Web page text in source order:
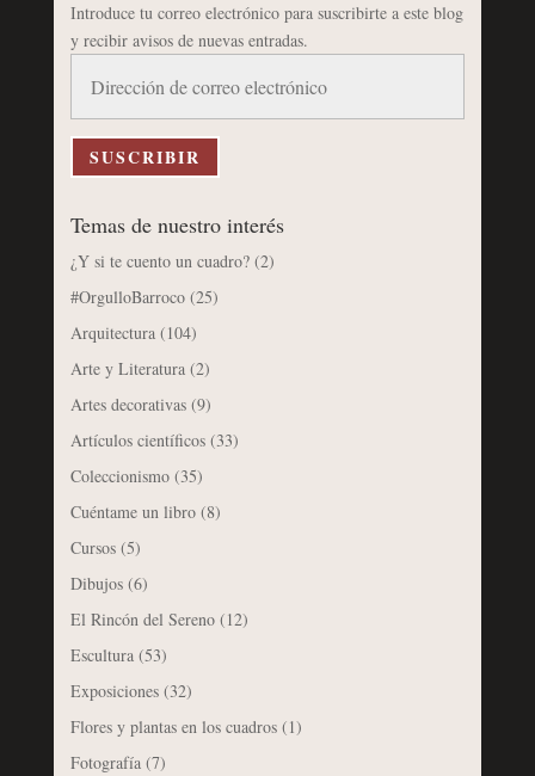
Introduce tu correo electrónico para suscribirte a este blog
y recibir avisos de nuevas entradas.
correo
electrónico
SUSCRIBIR
Temas de nuestro interés
¿Y si te cuento un cuadro?(2)
#OrgulloBarroco(25)
Arquitectura(104)
Arte y Literatura(2)
Artes decorativas(9)
Artículos científicos(33)
Coleccionismo(35)
Cuéntame un libro(8)
Cursos(5)
Dibujos(6)
El Rincón del Sereno(12)
Escultura(53)
Exposiciones(32)
Flores y plantas en los cuadros(1)
Fotografía(7)